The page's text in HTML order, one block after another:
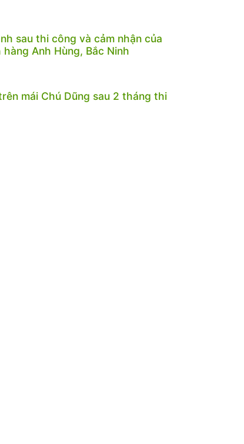
sau thi công và cảm nhận của
hàng Anh Hùng, Bắc Ninh
mái Chú Dũng sau 2 tháng thi